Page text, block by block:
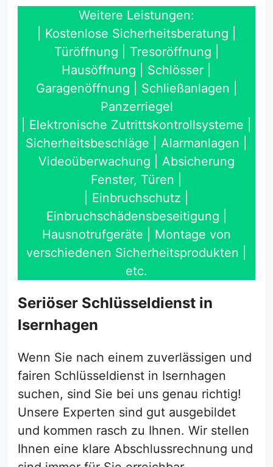
Weitere Leistungen:
| Kostenlose Sicherheitsberatung |
Türöffnung | Tresoröffnung |
Hausöffnung | Schlösser |
Garagenöffnung | Schließanlagen |
Panzerriegel
| Elektronische Zutrittskontrollsysteme |
Sicherheitsbeschläge | Alarmanlagen |
Videoüberwachung | Absicherung
Fenster, Türen |
| Einbruchschutz |
Einbruchschädensbeseitigung |
Hausnotrufgeräte | Montage von
verschiedenen Sicherheitsprodukten |
etc.
Seriöser Schlüsseldienst in
Isernhagen
Wenn Sie nach einem zuverlässigen und
fairen Schlüsseldienst in Isernhagen
suchen, sind Sie bei uns genau richtig!
Unsere Experten sind gut ausgebildet
und kommen rasch zu Ihnen. Wir stellen
Ihnen eine klare Abschlussrechnung und